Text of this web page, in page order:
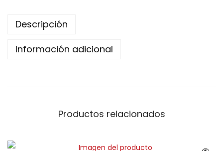
Descripción
Información adicional
Productos relacionados